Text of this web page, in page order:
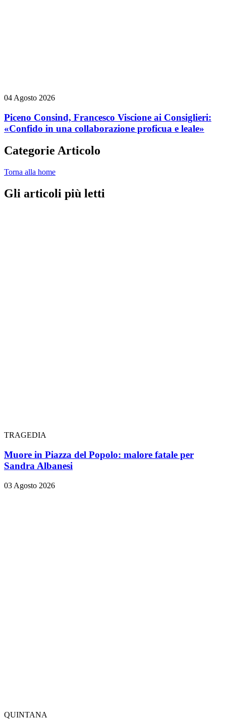
04 Agosto 2026
Piceno Consind, Francesco Viscione ai Consiglieri:
«Confido in una collaborazione proficua e leale»
Categorie Articolo
Torna alla home
Gli articoli più letti
TRAGEDIA
Muore in Piazza del Popolo: malore fatale per
Sandra Albanesi
03 Agosto 2026
QUINTANA